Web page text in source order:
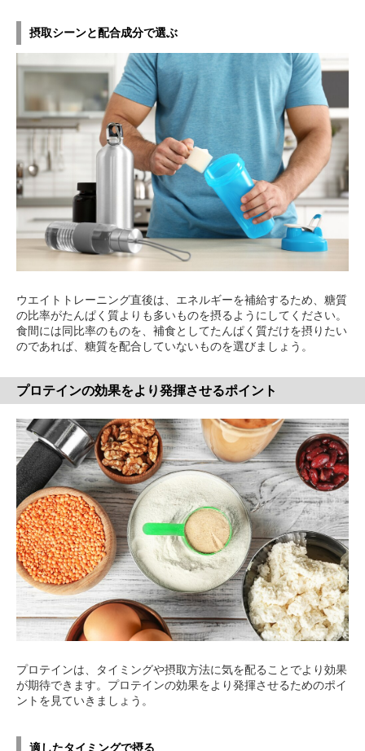
摂取シーンと配合成分で選ぶ
ウエイトトレーニング直後は、エネルギーを補給するため、糖質
の比率がたんぱく質よりも多いものを摂るようにしてください。
食間には同比率のものを、補食としてたんぱく質だけを摂りたい
のであれば、糖質を配合していないものを選びましょう。
プロテインの効果をより発揮させるポイント
プロテインは、タイミングや摂取方法に気を配ることでより効果
が期待できます。プロテインの効果をより発揮させるためのポイ
ントを見ていきましょう。
適したタイミングで摂る